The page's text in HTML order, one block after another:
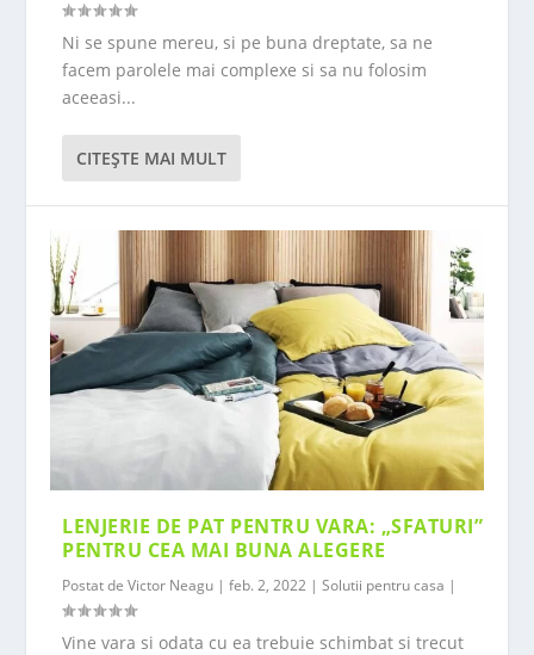
Ni se spune mereu, si pe buna dreptate, sa ne
facem parolele mai complexe si sa nu folosim
aceeasi...
CITEŞTE MAI MULT
LENJERIE DE PAT PENTRU VARA: „SFATURI”
PENTRU CEA MAI BUNA ALEGERE
Postat deVictor Neagu |feb. 2, 2022 |Solutii pentru casa |
Vine vara si odata cu ea trebuie schimbat si trecut